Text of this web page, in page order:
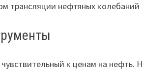
трансляции нефтяных
к ценам на нефть.